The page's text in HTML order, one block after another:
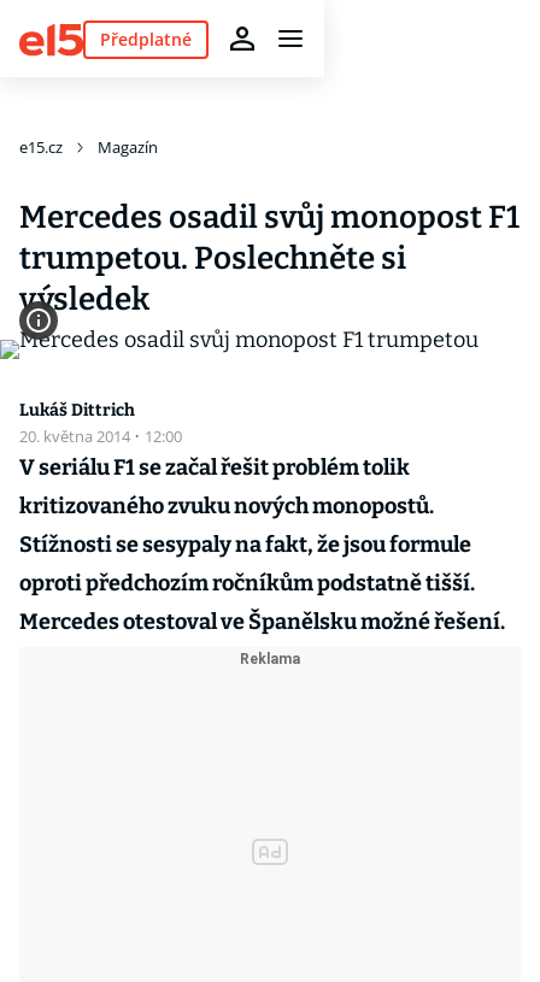
Předplatné
e15.cz Magazín
Mercedes osadil svůj monopost F1
trumpetou. Poslechněte si
výsledek
Lukáš Dittrich
20. května 2014 · 12:00
V seriálu F1 se začal řešit problém tolik
kritizovaného zvuku nových monopostů.
Stížnosti se sesypaly na fakt, že jsou formule
oproti předchozím ročníkům podstatně tišší.
Mercedes otestoval ve Španělsku možné řešení.